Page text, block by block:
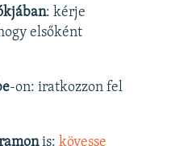
: kérje
elsőként
-on: iratkozzon fel
is: kövesse